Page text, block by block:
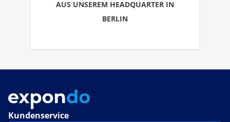
AUS UNSEREM HEADQUARTER IN
BERLIN
Kundenservice